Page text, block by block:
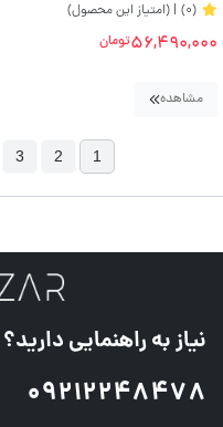
(0) | (امتیاز این محصول)
56,490,000تومان
مشاهده
1
2
3
نیاز به راهنمایی دارید؟
09212248478